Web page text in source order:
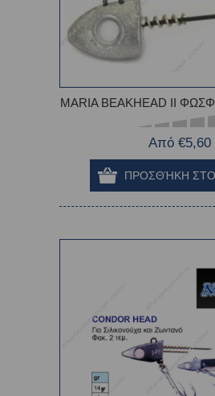
MARIA BEAKHEAD II
Από €5,60